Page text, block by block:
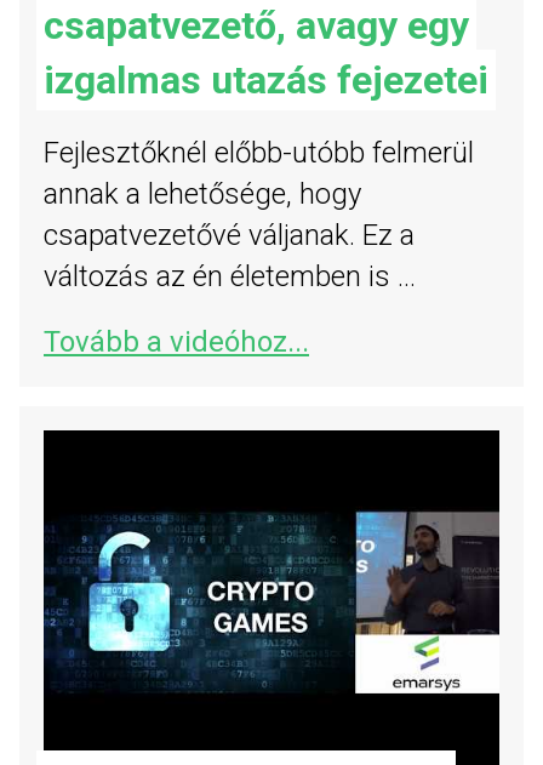
csapatvezető, avagy egy
izgalmas utazás fejezetei
Fejlesztőknél előbb-utóbb felmerül
annak a lehetősége, hogy
csapatvezetővé váljanak. Ez a
változás az én életemben is ...
Tovább a videóhoz...